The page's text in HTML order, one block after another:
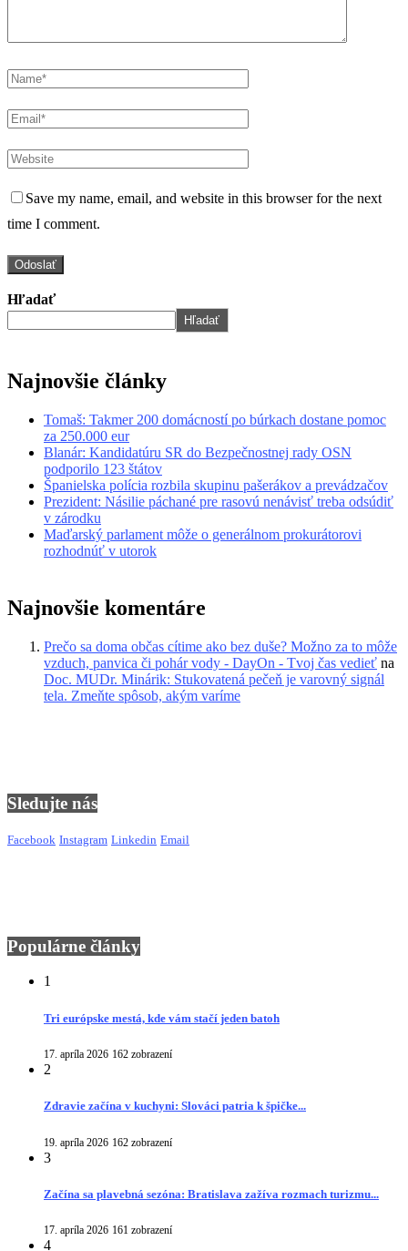
Save my name, email, and website in this browser for the next
time I comment.
Hľadať
Hľadať
Najnovšie články
Tomaš: Takmer 200 domácností po búrkach dostane pomoc
za 250.000 eur
Blanár: Kandidatúru SR do Bezpečnostnej rady OSN
podporilo 123 štátov
Španielska polícia rozbila skupinu pašerákov a prevádzačov
Prezident: Násilie páchané pre rasovú nenávisť treba odsúdiť
v zárodku
Maďarský parlament môže o generálnom prokurátorovi
rozhodnúť v utorok
Najnovšie komentáre
Prečo sa doma občas cítime ako bez duše? Možno za to môže
vzduch, panvica či pohár vody - DayOn - Tvoj čas vedieť na
Doc. MUDr. Minárik: Stukovatená pečeň je varovný signál
tela. Zmeňte spôsob, akým varíme
Sledujte nás
Facebook Instagram Linkedin Email
Populárne články
1
Tri európske mestá, kde vám stačí jeden batoh
17. apríla 2026 162 zobrazení
2
Zdravie začína v kuchyni: Slováci patria k špičke...
19. apríla 2026 162 zobrazení
3
Začína sa plavebná sezóna: Bratislava zažíva rozmach turizmu...
17. apríla 2026 161 zobrazení
4